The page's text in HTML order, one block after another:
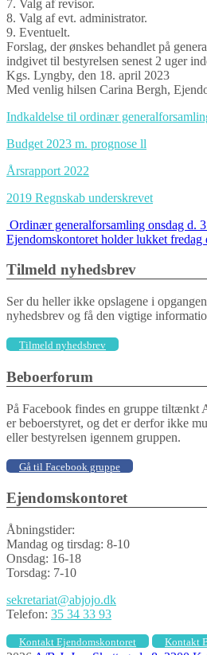
7. Valg af revisor.
8. Valg af evt. administrator.
9. Eventuelt.
Forslag, der ønskes behandlet på
indgivet til bestyrelsen senest 2 uger
Kgs. Lyngby, den 18. april 2023
Med venlig hilsen Carina Bergh,
Indkaldelse til ordinær
Budget 2023 m. prognose ll
Årsrapport 2022
2019 Regnskab underskrevet
Indlægs
navigation
Ordinær generalforsamling onsdag d.
Ejendomskontoret holder lukket fredag
Tilmeld nyhedsbrev
Ser du heller ikke opslagene i
nyhedsbrev og få den vigtige
Tilmeld nyhedsbrev
Beboerforum
På Facebook findes en gruppe tiltænkt
er beboerstyret, og det er derfor ikke
eller bestyrelsen igennem gruppen.
Gå til Facebook gruppe
Ejendomskontoret
Åbningstider:
Mandag og tirsdag: 8-10
Onsdag: 16-18
Torsdag: 7-10
sekretariat@abjojo.dk
Telefon: 35 34 33 93
Kontakt Ejendomskontoret Kontakt